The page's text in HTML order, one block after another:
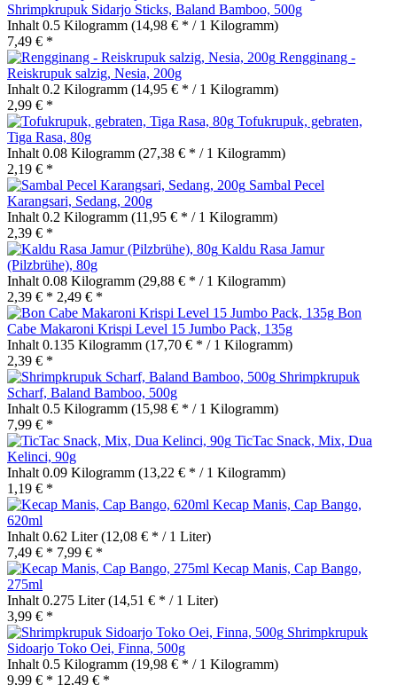
Shrimpkrupuk Sidarjo Sticks, Baland Bamboo, 500g
Inhalt 0.5 Kilogramm (14,98 € * / 1 Kilogramm)
7,49 € *
Rengginang -
Reiskrupuk salzig, Nesia, 200g
Inhalt 0.2 Kilogramm (14,95 € * / 1 Kilogramm)
2,99 € *
Tofukrupuk, gebraten,
Tiga Rasa, 80g
Inhalt 0.08 Kilogramm (27,38 € * / 1 Kilogramm)
2,19 € *
Sambal Pecel
Karangsari, Sedang, 200g
Inhalt 0.2 Kilogramm (11,95 € * / 1 Kilogramm)
2,39 € *
Kaldu Rasa Jamur
(Pilzbrühe), 80g
Inhalt 0.08 Kilogramm (29,88 € * / 1 Kilogramm)
2,39 € * 2,49 € *
Bon
Cabe Makaroni Krispi Level 15 Jumbo Pack, 135g
Inhalt 0.135 Kilogramm (17,70 € * / 1 Kilogramm)
2,39 € *
Shrimpkrupuk
Scharf, Baland Bamboo, 500g
Inhalt 0.5 Kilogramm (15,98 € * / 1 Kilogramm)
7,99 € *
TicTac Snack, Mix, Dua
Kelinci, 90g
Inhalt 0.09 Kilogramm (13,22 € * / 1 Kilogramm)
1,19 € *
Kecap Manis, Cap Bango,
620ml
Inhalt 0.62 Liter(12,08 € * / 1 Liter)
7,49 € * 7,99 € *
Kecap Manis, Cap Bango,
275ml
Inhalt 0.275 Liter(14,51 € * / 1 Liter)
3,99 € *
Shrimpkrupuk
Sidoarjo Toko Oei, Finna, 500g
Inhalt 0.5 Kilogramm (19,98 € * / 1 Kilogramm)
9,99 € * 12,49 € *